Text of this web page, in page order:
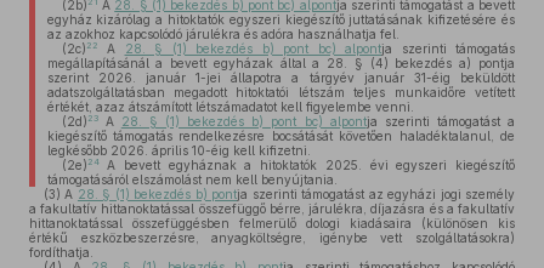
(2b)
A 28. § (1) bekezdés b) pont bc) alpontja szerinti támogatást a bevett
egyház kizárólag a hitoktatók egyszeri kiegészítő juttatásának kifizetésére és
az azokhoz kapcsolódó járulékra és adóra használhatja fel.
(2c) 22 A 28. § (1) bekezdés b) pont bc) alpontja szerinti támogatás
megállapításánál a bevett egyházak által a 28. § (4) bekezdés a) pontja
szerint 2026. január 1-jei állapotra a tárgyév január 31-éig beküldött
adatszolgáltatásban megadott hitoktatói létszám teljes munkaidőre vetített
értékét, azaz átszámított létszámadatot kell figyelembe venni.
(2d) 23A 28. § (1) bekezdés b) pont bc) alpontja szerinti támogatást a
kiegészítő támogatás rendelkezésre bocsátását követően haladéktalanul, de
legkésőbb 2026. április 10-éig kell kifizetni.
(2e) 24A bevett egyháznak a hitoktatók 2025. évi egyszeri kiegészítő
támogatásáról elszámolást nem kell benyújtania.
(3) A 28. § (1) bekezdés b) pontja szerinti támogatást az egyházi jogi személy
a fakultatív hittanoktatással összefüggő bérre, járulékra, díjazásra és a fakultatív
hittanoktatással összefüggésben felmerülő dologi kiadásaira (különösen kis
értékű eszközbeszerzésre, anyagköltségre, igénybe vett szolgáltatásokra)
fordíthatja.